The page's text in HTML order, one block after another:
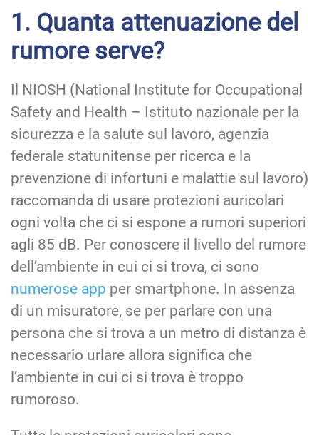
1. Quanta attenuazione del
rumore serve?
Il NIOSH (National Institute for Occupational
Safety and Health – Istituto nazionale per la
sicurezza e la salute sul lavoro, agenzia
federale statunitense per ricerca e la
prevenzione di infortuni e malattie sul lavoro)
raccomanda di usare protezioni auricolari
ogni volta che ci si espone a rumori superiori
agli 85 dB. Per conoscere il livello del rumore
dell’ambiente in cui ci si trova, ci sono
numerose app per smartphone. In assenza
di un misuratore, se per parlare con una
persona che si trova a un metro di distanza è
necessario urlare allora significa che
l’ambiente in cui ci si trova è troppo
rumoroso.